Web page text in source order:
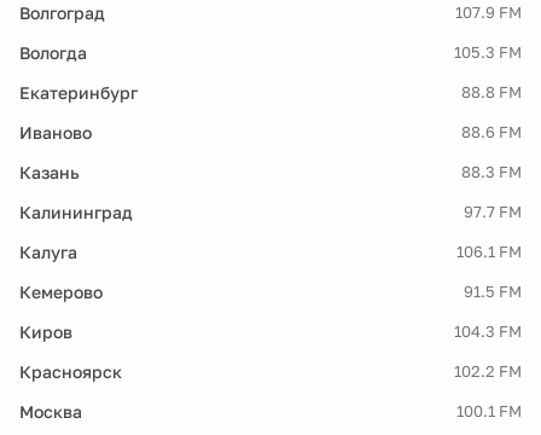
Волгоград 107.9 FM
Вологда 105.3 FM
Екатеринбург 88.8 FM
Иваново 88.6 FM
Казань 88.3 FM
Калининград 97.7 FM
Калуга 106.1 FM
Кемерово 91.5 FM
Киров 104.3 FM
Красноярск 102.2 FM
Москва 100.1 FM